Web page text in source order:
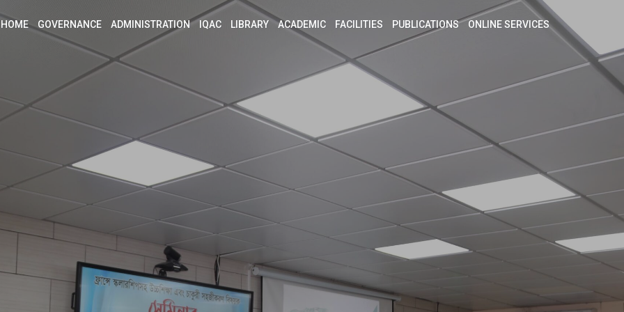
HOME GOVERNANCE ADMINISTRATION IQAC LIBRARY ACADEMIC FACILITIES PUBLICATIONS ONLINE SERVICES